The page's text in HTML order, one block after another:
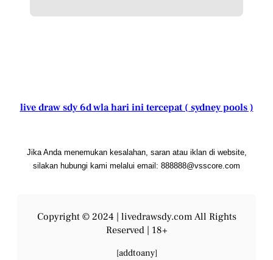
live draw sdy 6d wla hari ini tercepat ( sydney pools )
Jika Anda menemukan kesalahan, saran atau iklan di website,
silakan hubungi kami melalui email: 888888@vsscore.com
Copyright © 2024 | livedrawsdy.com All Rights
Reserved | 18+
[addtoany]